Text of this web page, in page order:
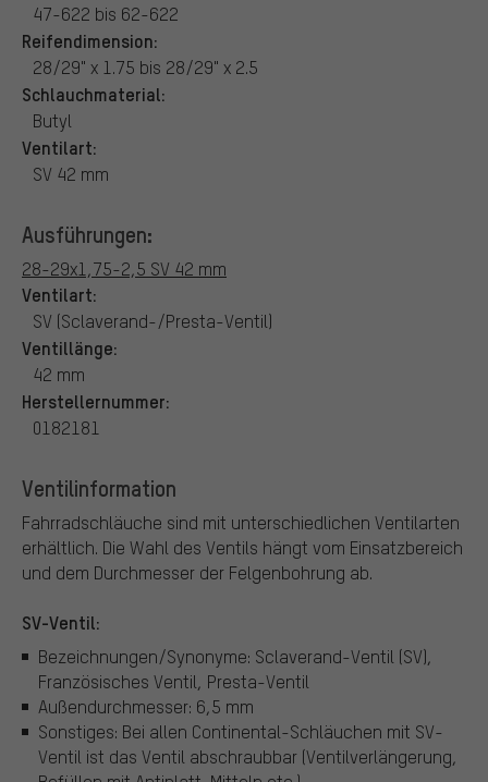
47-622 bis 62-622
Reifendimension:
28/29" x 1.75 bis 28/29" x 2.5
Schlauchmaterial:
Butyl
Ventilart:
SV 42 mm
Ausführungen:
28-29x1,75-2,5 SV 42 mm
Ventilart:
SV (Sclaverand-/Presta-Ventil)
Ventillänge:
42 mm
Herstellernummer:
0182181
Ventilinformation
Fahrradschläuche sind mit unterschiedlichen Ventilarten
erhältlich. Die Wahl des Ventils hängt vom Einsatzbereich
und dem Durchmesser der Felgenbohrung ab.
SV-Ventil:
Bezeichnungen/Synonyme: Sclaverand-Ventil (SV),
Französisches Ventil, Presta-Ventil
Außendurchmesser: 6,5 mm
Sonstiges: Bei allen Continental-Schläuchen mit SV-
Ventil ist das Ventil abschraubbar (Ventilverlängerung,